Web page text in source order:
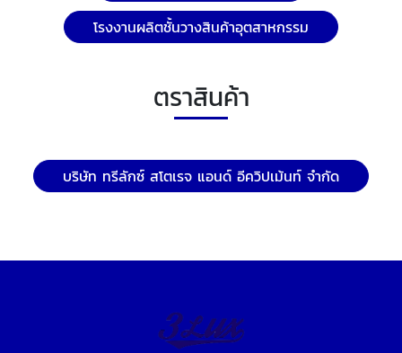
โรงงานผลิตชั้นวางสินค้าอุตสาหกรรม
ตราสินค้า
บริษัท ทรีลักซ์ สโตเรจ แอนด์ อีควิปเม้นท์ จำกัด